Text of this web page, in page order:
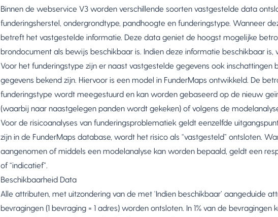
Binnen de webservice V3 worden verschillende soorten vastgestelde data
funderingsherstel, ondergrondtype, pandhoogte en funderingstype. Wanneer
betreft het vastgestelde informatie. Deze data geniet de hoogst mogelijke
brondocument als bewijs beschikbaar is. Indien deze informatie beschikbaar
Voor het funderingstype zijn er naast vastgestelde gegevens ook
gegevens bekend zijn. Hiervoor is een model in FunderMaps ontwikkeld. De
funderingstype wordt meegestuurd en kan worden gebaseerd op de nieuw
(waarbij naar naastgelegen panden wordt gekeken) of volgens de modelanalyse
Voor de risicoanalyses van funderingsproblematiek geldt eenzelfde
zijn in de FunderMaps database, wordt het risico als “vastgesteld” ontsloten.
aangenomen of middels een modelanalyse kan worden bepaald, geldt een
of “indicatief”.
Beschikbaarheid Data
Alle attributen, met uitzondering van de met ‘Indien beschikbaar’ aangeduide
bevragingen (1 bevraging = 1 adres) worden ontsloten. In 1% van de